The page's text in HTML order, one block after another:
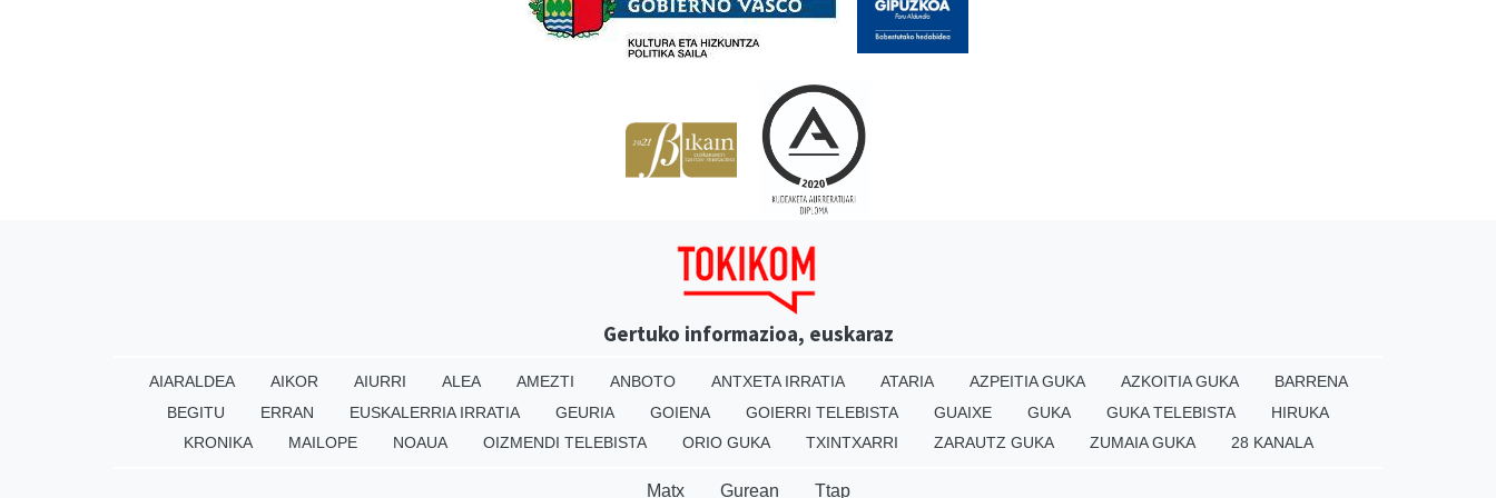
Gertuko informazioa, euskaraz
AIARALDEA AIKOR AIURRI ALEA AMEZTI ANBOTO ANTXETA IRRATIA ATARIA AZPEITIA GUKA AZKOITIA GUKA
BARRENA
BEGITU
ERRAN EUSKALERRIA IRRATIA GEURIA GOIENA GOIERRI TELEBISTA GUAIXE GUKA GUKA TELEBISTA
HIRUKA
KRONIKA
MAILOPE NOAUA OIZMENDI TELEBISTA ORIO GUKA TXINTXARRI ZARAUTZ GUKA ZUMAIA GUKA 28 KANALA
Matx Gurean Ttap